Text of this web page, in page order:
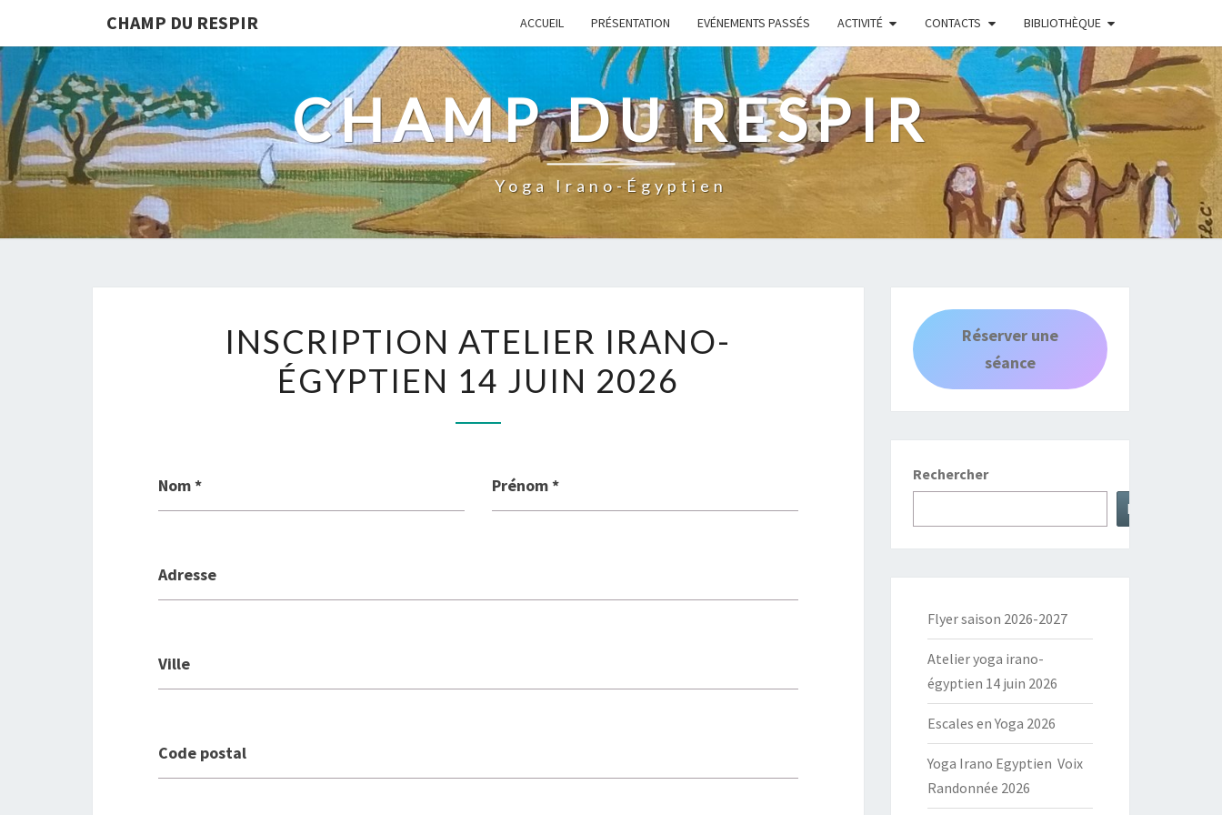
CHAMP DU RESPIR ACCUEIL PRÉSENTATION EVÉNEMENTS PASSÉS ACTIVITÉ CONTACTS BIBLIOTHÈQUE
CHAMP DU RESPIR
Yoga Irano-Égyptien
ATELIER
IRANO-
ÉGYPTIEN
14
2026
INSCRIPTION ATELIER IRANO-
ÉGYPTIEN 14 JUIN 2026
Nom* Prénom*
Adresse
Ville
Code postal
Réserver une
séance
Rechercher
Rechercher
Flyer saison 2026-2027
Atelier yoga irano-
égyptien 14 juin 2026
Escales en Yoga 2026
Yoga Irano Egyptien Voix
Randonnée 2026